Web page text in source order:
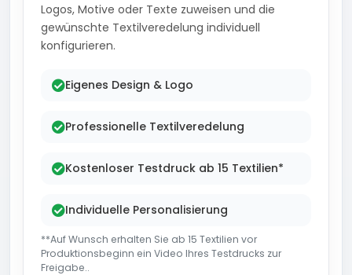
Logos, Motive oder Texte zuweisen und die
gewünschte Textilveredelung individuell
konfigurieren.
Eigenes Design & Logo
Professionelle Textilveredelung
Kostenloser Testdruck ab 15 Textilien*
Individuelle Personalisierung
**Auf Wunsch erhalten Sie ab 15 Textilien vor
Produktionsbeginn ein Video Ihres Testdrucks zur
Freigabe..